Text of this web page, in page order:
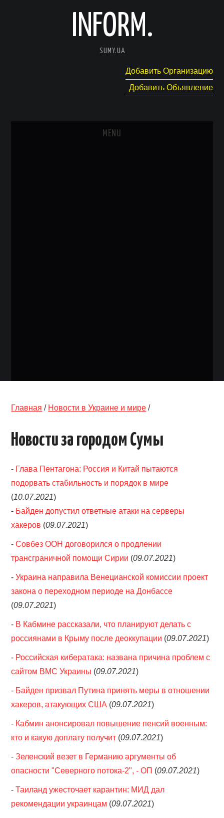
INFORM.
SUMY.UA
Добавить Организацию
Добавить Объявление
MENU
Главная / Новости в Украине и мире /
Новости за городом Сумы
- Глава Пентагона: Россия и Китай пытаются
подорвать стабильность и порядок в мире
(10.07.2021)
- Байден допустил ответные атаки на серверы
хакеров (09.07.2021)
-Совбез ООН договорился о продлении
трансграничной помощи Сирии (09.07.2021)
-Украина направила Венецианской комиссии проект
закона о переходном периоде на Донбассе
(09.07.2021)
- В Кабмине рассказали, что планируют делать с
россиянами в Крыму после деоккупации (09.07.2021)
- Российская кибератака: названа причина проблем с
сайтом ВМС Украины (09.07.2021)
- Байден призвал Путина принять меры в отношении
хакеров, атакующих США (09.07.2021)
- Кабмин анонсировал повышение пенсий военным:
кто и какую доплату получит (09.07.2021)
-Зеленский везет в Германию аргументы об
опасности "Северного потока-2", - ОП (09.07.2021)
-Таиланд ужесточает карантин: МИД дал
рекомендации украинцам (09.07.2021)